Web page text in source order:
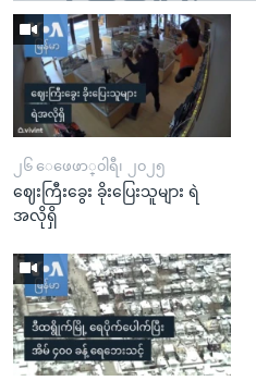
၂၆ ေဖေဖာ္၀ါရီ၊ ၂၀၂၅
ဈေးကြီးခွေး ခိုးပြေးသူများ ရဲ
အလိုရှိ